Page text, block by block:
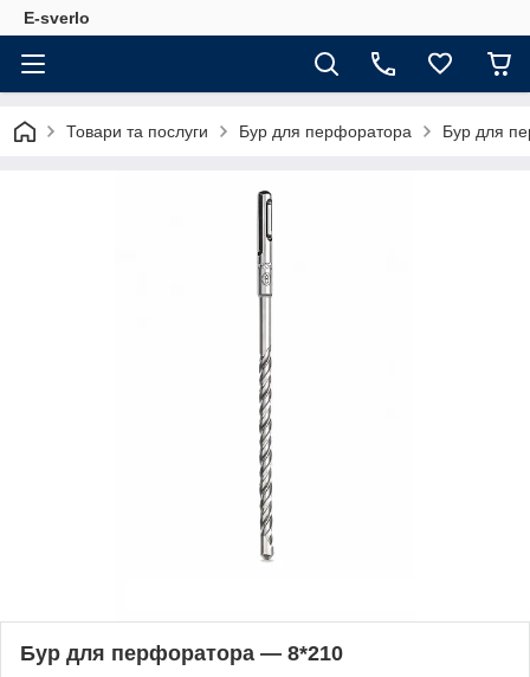
E-sverlo
Товари та послуги Бур для перфоратора Бур для
Бур для перфоратора — 8*210